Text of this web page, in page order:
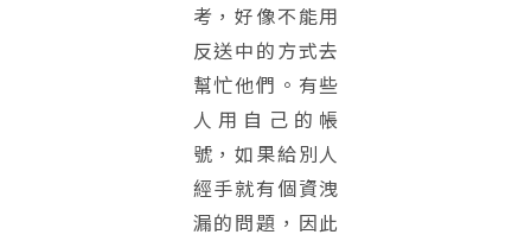
考，好像不能用
反送中的方式去
幫忙他們。有些
人用自己的帳
號，如果給別人
經手就有個資洩
漏的問題，因此